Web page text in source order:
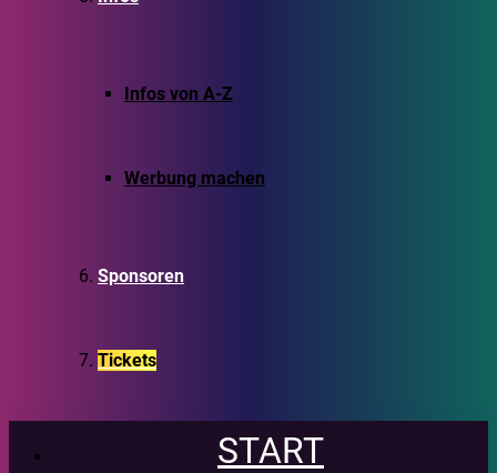
Infos von A-Z
Werbung machen
Sponsoren
Tickets
START